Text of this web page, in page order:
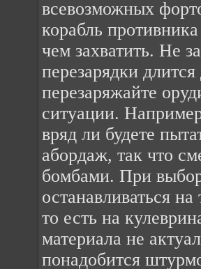
всевозможных
корабль
чем захватить. Не
перезарядки
перезаряжайте
ситуации.
вряд ли будете
абордаж, так что
бомбами. При
останавливаться
то есть на
материала не
понадобится